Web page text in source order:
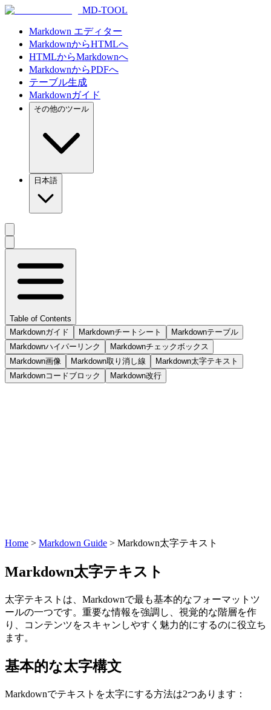
MD-TOOL
Markdown エディター
MarkdownからHTMLへ
HTMLからMarkdownへ
MarkdownからPDFへ
テーブル生成
Markdownガイド
その他のツール
日本語
Table of Contents
Markdownガイド
Markdownチートシート
Markdownテーブル
Markdownハイパーリンク
Markdownチェックボックス
Markdown画像
Markdown取り消し線
Markdown太字テキスト
Markdownコードブロック
Markdown改行
Home > Markdown Guide > Markdown太字テキスト
Markdown太字テキスト
太字テキストは、Markdownで最も基本的なフォーマットツ
ールの一つです。重要な情報を強調し、視覚的な階層を作
り、コンテンツをスキャンしやすく魅力的にするのに役立ち
ます。
基本的な太字構文
Markdownでテキストを太字にする方法は2つあります：